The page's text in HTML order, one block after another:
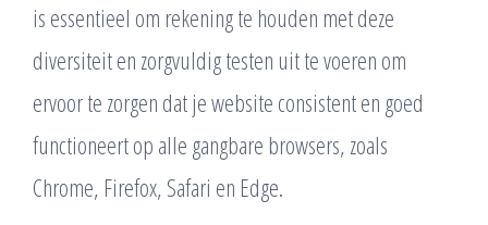
is essentieel om rekening te houden met deze
diversiteit en zorgvuldig testen uit te voeren om
ervoor te zorgen dat je website consistent en goed
functioneert op alle gangbare browsers, zoals
Chrome, Firefox, Safari en Edge.